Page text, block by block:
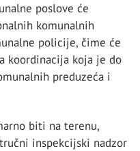
poslove će
komunalnih
policije, čime će
koordinacija koja je do
preduzeća i
biti na terenu,
inspekcijski nadzor